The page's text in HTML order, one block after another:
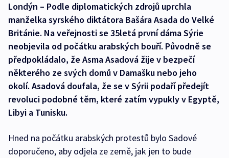
Londýn – Podle diplomatických zdrojů uprchla
manželka syrského diktátora Bašára Asada do Velké
Británie. Na veřejnosti se 35letá první dáma Sýrie
neobjevila od počátku arabských bouří. Původně se
předpokládalo, že Asma Asadová žije v bezpečí
některého ze svých domů v Damašku nebo jeho
okolí. Asadová doufala, že se v Sýrii podaří předejít
revoluci podobné těm, které zatím vypukly v Egyptě,
Libyi a Tunisku.
Hned na počátku arabských protestů bylo Sadové
doporučeno, aby odjela ze země, jak jen to bude